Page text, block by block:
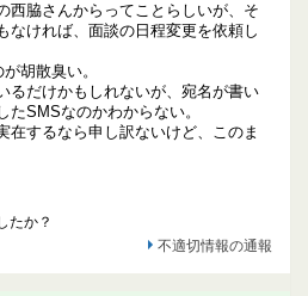
西脇さんからってことらしいが、そ
なければ、面談の日程変更を依頼し
胡散臭い。
るだけかもしれないが、宛名が書い
SMSなのかわからない。
在するなら申し訳ないけど、このま
たか？
不適切情報の通報